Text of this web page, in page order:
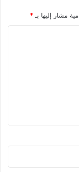
مشار إليها بـ *